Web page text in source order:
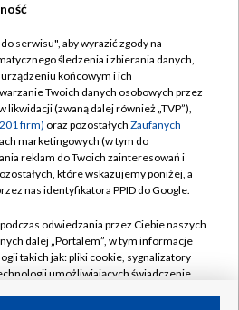
TVP
TVP
prywatności
Moje zgody
Pomoc
Kontakt
Kanały
serwisu", aby wyrazić zgody na
śledzenia i zbierania danych,
końcowym i ich
Twoich danych osobowych przez
likwidacji (zwaną dalej również „TVP”),
firm) oraz pozostałych Zaufanych
marketingowych (w tym do
reklam do Twoich zainteresowań i
które wskazujemy poniżej, a
nas identyfikatora PPID do Google.
odwiedzania przez Ciebie naszych
dalej „Portalem”, w tym informacje
takich jak: pliki cookie, sygnalizatory
umożliwiających świadczenie